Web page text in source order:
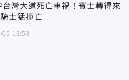
台灣大道死亡車禍！賓士轉得來
士猛撞亡
05 13:53